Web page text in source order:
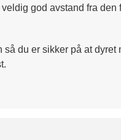
god avstand fra
du er sikker på at